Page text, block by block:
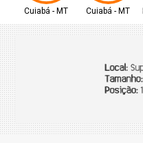
Cuiabá - MT Cuiabá - MT